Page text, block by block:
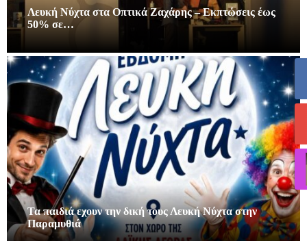
Λευκή Νύχτα στα Οπτικά Ζαχάρης – Εκπτώσεις έως
50% σε…
Τα παιδιά εχουν την δική τους Λευκή Νύχτα στην
Παραμυθιά